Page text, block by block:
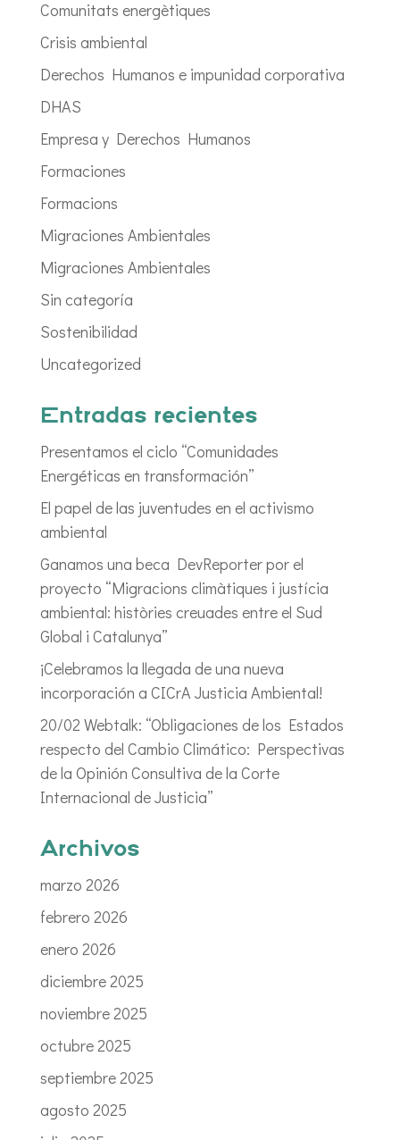
Comunitats energètiques
Crisis ambiental
Derechos Humanos e impunidad corporativa
DHAS
Empresa y Derechos Humanos
Formaciones
Formacions
Migraciones Ambientales
Migraciones Ambientales
Sin categoría
Sostenibilidad
Uncategorized
Entradas recientes
Presentamos el ciclo “Comunidades
Energéticas en transformación”
El papel de las juventudes en el activismo
ambiental
Ganamos una beca DevReporter por el
proyecto “Migracions climàtiques i justícia
ambiental: històries creuades entre el Sud
Global i Catalunya”
¡Celebramos la llegada de una nueva
incorporación a CICrA Justicia Ambiental!
20/02 Webtalk: “Obligaciones de los Estados
respecto del Cambio Climático: Perspectivas
de la Opinión Consultiva de la Corte
Internacional de Justicia”
Archivos
marzo 2026
febrero 2026
enero 2026
diciembre 2025
noviembre 2025
octubre 2025
septiembre 2025
agosto 2025